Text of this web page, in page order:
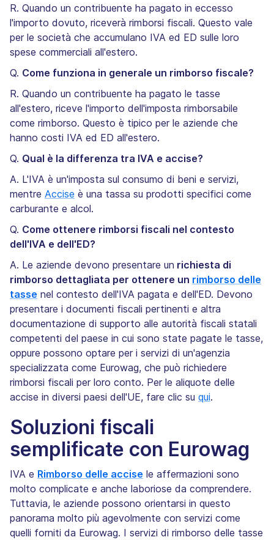
R. Quando un contribuente ha pagato in eccesso
l'importo dovuto, riceverà rimborsi fiscali. Questo vale
per le società che accumulano IVA ed ED sulle loro
spese commerciali all'estero.
Q. Come funziona in generale un rimborso fiscale?
R. Quando un contribuente ha pagato le tasse
all'estero, riceve l'importo dell'imposta rimborsabile
come rimborso. Questo è tipico per le aziende che
hanno costi IVA ed ED all'estero.
Q. Qual è la differenza tra IVA e accise?
A. L'IVA è un'imposta sul consumo di beni e servizi,
mentre Accise è una tassa su prodotti specifici come
carburante e alcol.
Q. Come ottenere rimborsi fiscali nel contesto
dell'IVA e dell'ED?
A. Le aziende devono presentare un richiesta di
rimborso dettagliata per ottenere un rimborso delle
tasse nel contesto dell'IVA pagata e dell'ED. Devono
presentare i documenti fiscali pertinenti e altra
documentazione di supporto alle autorità fiscali statali
competenti del paese in cui sono state pagate le tasse,
oppure possono optare per i servizi di un'agenzia
specializzata come Eurowag, che può richiedere
rimborsi fiscali per loro conto. Per le aliquote delle
accise in diversi paesi dell'UE, fare clic su qui.
Soluzioni fiscali
semplificate con Eurowag
IVA e Rimborso delle accise le affermazioni sono
molto complicate e anche laboriose da comprendere.
Tuttavia, le aziende possono orientarsi in questo
panorama molto più agevolmente con servizi come
quelli forniti da Eurowag. I servizi di rimborso delle tasse